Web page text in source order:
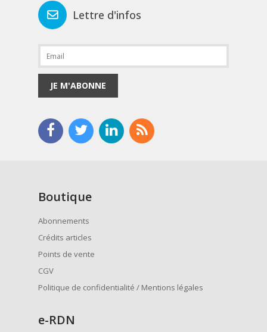
Lettre d'infos
JE M'ABONNE
Boutique
Abonnements
Crédits articles
Points de vente
CGV
Politique de confidentialité / Mentions légales
e-RDN